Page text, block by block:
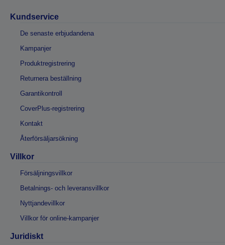
Kundservice
De senaste erbjudandena
Kampanjer
Produktregistrering
Returnera beställning
Garantikontroll
CoverPlus-registrering
Kontakt
Återförsäljarsökning
Villkor
Försäljningsvillkor
Betalnings- och leveransvillkor
Nyttjandevillkor
Villkor för online-kampanjer
Juridiskt